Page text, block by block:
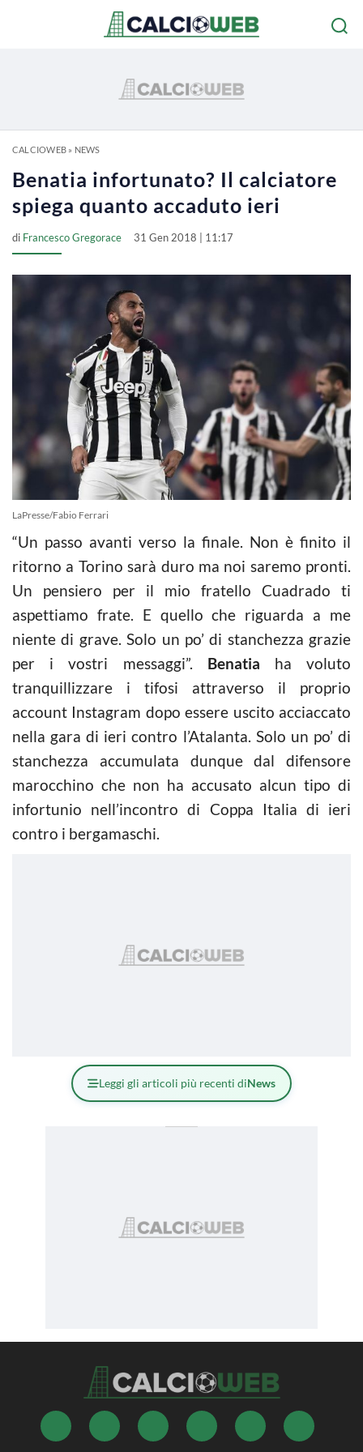
CALCIOWEB» NEWS
Benatia infortunato? Il calciatore
spiega quanto accaduto ieri
di Francesco Gregorace 31 Gen 2018 | 11:17
LaPresse/Fabio Ferrari
“Un passo avanti verso la finale. Non è finito il
ritorno a Torino sarà duro ma noi saremo pronti.
Un pensiero per il mio fratello Cuadrado ti
aspettiamo frate. E quello che riguarda a me
niente di grave. Solo un po’ di stanchezza grazie
per i vostri messaggi”. Benatia ha voluto
tranquillizzare i tifosi attraverso il proprio
account Instagram dopo essere uscito acciaccato
nella gara di ieri contro l’Atalanta. Solo un po’ di
stanchezza accumulata dunque dal difensore
marocchino che non ha accusato alcun tipo di
infortunio nell’incontro di Coppa Italia di ieri
contro i bergamaschi.
Leggi gli articoli più recenti diNews